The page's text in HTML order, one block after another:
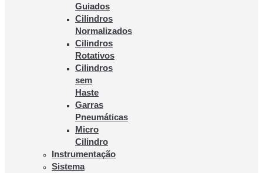
Guiados
Cilindros
Normalizados
Cilindros
Rotativos
Cilindros
sem
Haste
Garras
Pneumáticas
Micro
Cilindro
Instrumentação
Sistema